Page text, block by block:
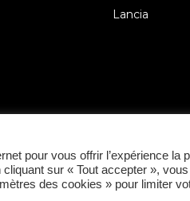
Lancia
pour vous offrir l’expérience la
sur « Tout accepter »,
des cookies » pour limiter